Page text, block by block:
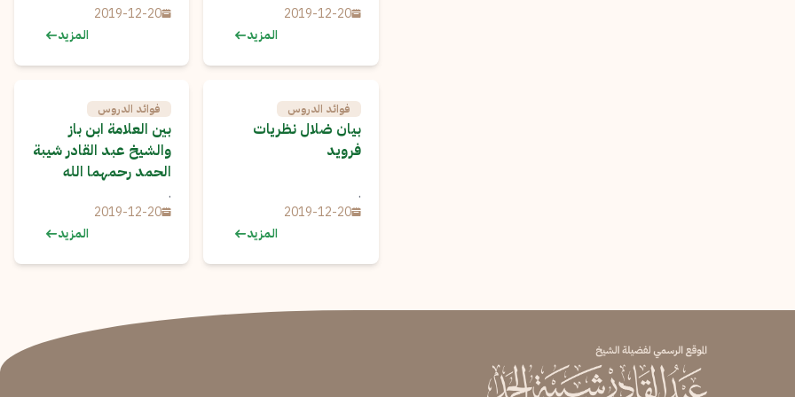
2019-12-20
المزيد
2019-12-20
المزيد
فوائد الدروس
بيان ضلال نظريات
فرويد
.
2019-12-20
المزيد
فوائد الدروس
بين العلامة ابن باز
والشيخ عبد القادر شيبة
الحمد رحمهما الله
.
2019-12-20
المزيد